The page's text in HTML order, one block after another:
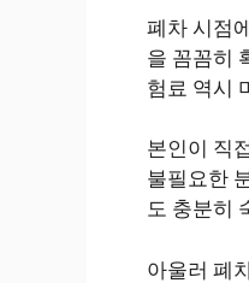
폐차 시점
을 꼼꼼히
험료 역시
본인이 직
불필요한
도 충분히
아울러 폐